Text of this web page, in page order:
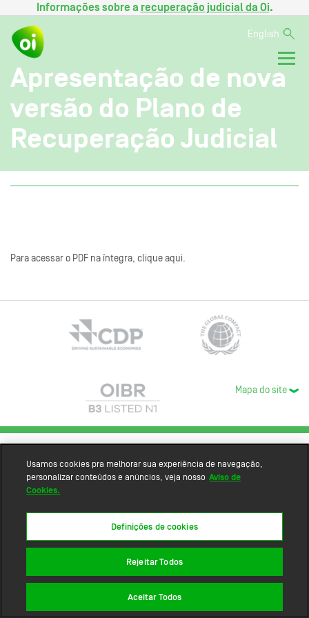
Informações sobre a recuperação judicial da Oi.
English
Apresentação de nova
versão do Plano de
Recuperação Judicial
Para acessar o PDF na íntegra, clique aqui.
Mapa do site
Usamos cookies pra melhorar sua experiência de navegação,
personalizar conteúdos e anúncios, veja nosso Aviso de
Cookies.
Definições de cookies
Rejeitar Todos
Aceitar Todos